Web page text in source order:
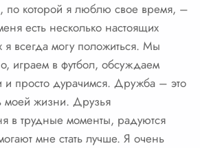
по которой я люблю свое время, –
есть несколько настоящих
я всегда могу положиться. Мы
играем в футбол, обсуждаем
и просто дурачимся. Дружба – это
моей жизни. Друзья
в трудные моменты, радуются
мне стать лучше. Я очень